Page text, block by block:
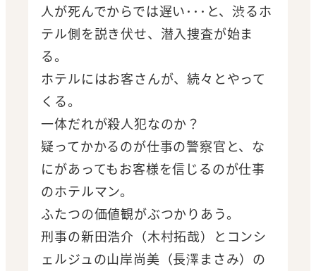
人が死んでからでは遅い･･･と、渋るホ
テル側を説き伏せ、潜入捜査が始ま
る。
ホテルにはお客さんが、続々とやって
くる。
一体だれが殺人犯なのか？
疑ってかかるのが仕事の警察官と、な
にがあってもお客様を信じるのが仕事
のホテルマン。
ふたつの価値観がぶつかりあう。
刑事の新田浩介（木村拓哉）とコンシ
ェルジュの山岸尚美（長澤まさみ）の